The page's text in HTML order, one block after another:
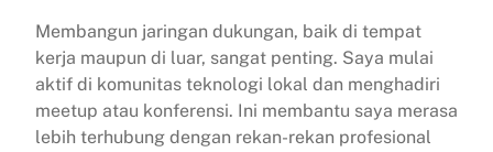
Membangun jaringan dukungan, baik di tempat
kerja maupun di luar, sangat penting. Saya mulai
aktif di komunitas teknologi lokal dan menghadiri
meetup atau konferensi. Ini membantu saya merasa
lebih terhubung dengan rekan-rekan profesional